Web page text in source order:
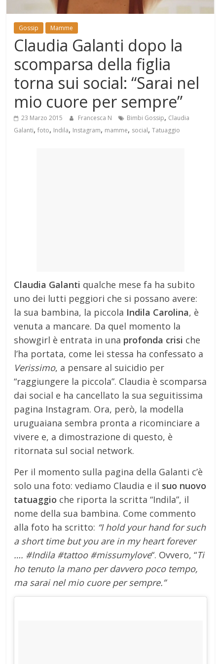
Gossip Mamme
Claudia Galanti dopo la
scomparsa della figlia
torna sui social: “Sarai nel
mio cuore per sempre”
23 Marzo 2015 Francesca N Bimbi Gossip, Claudia
Galanti,foto, Indila, Instagram, mamme, social,Tatuaggio
Claudia Galanti qualche mese fa ha subito
uno dei lutti peggiori che si possano avere:
la sua bambina, la piccola Indila Carolina, è
venuta a mancare. Da quel momento la
showgirl è entrata in una profonda crisi che
l’ha portata, come lei stessa ha confessato a
Verissimo, a pensare al suicidio per
“raggiungere la piccola”. Claudia è scomparsa
dai social e ha cancellato la sua seguitissima
pagina Instagram. Ora, però, la modella
uruguaiana sembra pronta a ricominciare a
vivere e, a dimostrazione di questo, è
ritornata sul social network.
Per il momento sulla pagina della Galanti c’è
solo una foto: vediamo Claudia e il suo nuovo
tatuaggio che riporta la scritta “Indila”, il
nome della sua bambina. Come commento
alla foto ha scritto: “I hold your hand for such
a short time but you are in my heart forever
…. #Indila #tattoo #missumylove“. Ovvero, “Ti
ho tenuto la mano per davvero poco tempo,
ma sarai nel mio cuore per sempre.”